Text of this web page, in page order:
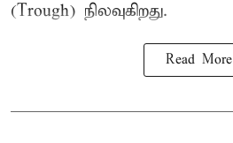
(Trough) நிலவுகிறது.
Read More